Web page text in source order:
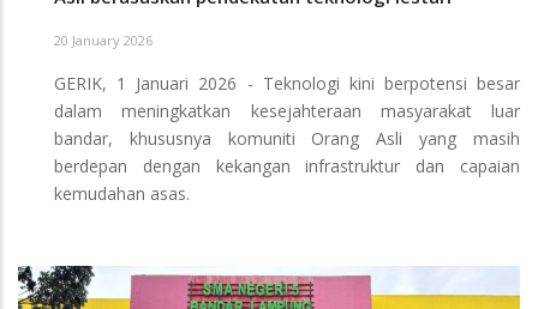
20 January 2026
GERIK, 1 Januari 2026 - Teknologi kini berpotensi besar
dalam meningkatkan kesejahteraan masyarakat luar
bandar, khususnya komuniti Orang Asli yang masih
berdepan dengan kekangan infrastruktur dan capaian
kemudahan asas.